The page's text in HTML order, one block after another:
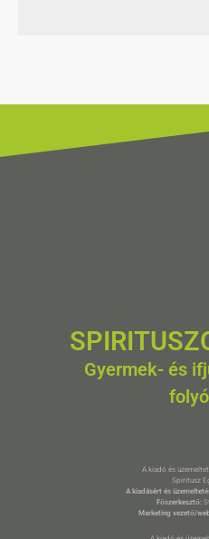
Gyermek- és
A kiadó és
Spiritusz
A kiadásért és
Főszerkesztő:
Marketing vezető/